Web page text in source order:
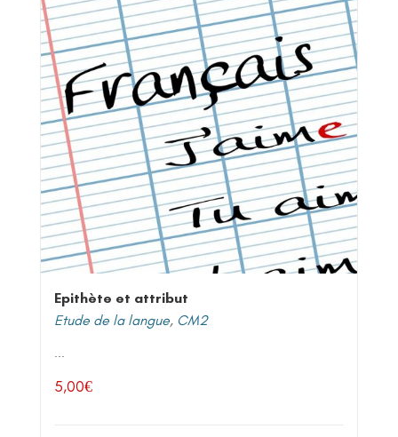
Epithète et attribut
Etude de la langue, CM2
...
5,00€